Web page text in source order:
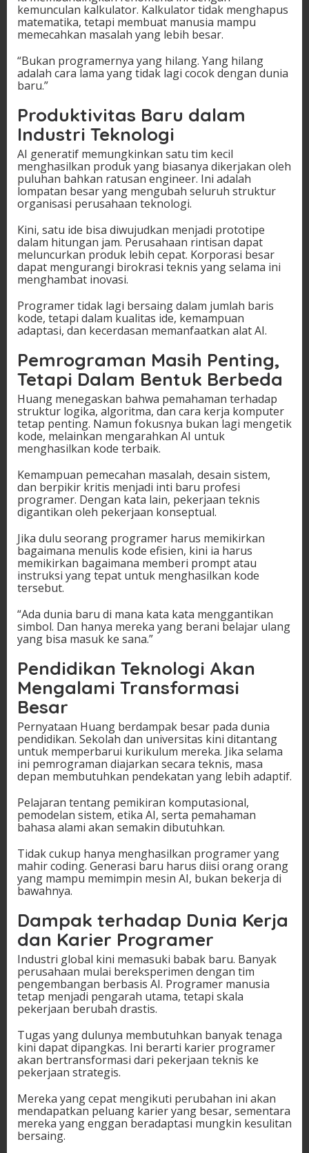
kemunculan kalkulator. Kalkulator tidak menghapus
matematika, tetapi membuat manusia mampu
memecahkan masalah yang lebih besar.
“Bukan programernya yang hilang. Yang hilang
adalah cara lama yang tidak lagi cocok dengan dunia
baru.”
Produktivitas Baru dalam
Industri Teknologi
AI generatif memungkinkan satu tim kecil
menghasilkan produk yang biasanya dikerjakan oleh
puluhan bahkan ratusan engineer. Ini adalah
lompatan besar yang mengubah seluruh struktur
organisasi perusahaan teknologi.
Kini, satu ide bisa diwujudkan menjadi prototipe
dalam hitungan jam. Perusahaan rintisan dapat
meluncurkan produk lebih cepat. Korporasi besar
dapat mengurangi birokrasi teknis yang selama ini
menghambat inovasi.
Programer tidak lagi bersaing dalam jumlah baris
kode, tetapi dalam kualitas ide, kemampuan
adaptasi, dan kecerdasan memanfaatkan alat AI.
Pemrograman Masih Penting,
Tetapi Dalam Bentuk Berbeda
Huang menegaskan bahwa pemahaman terhadap
struktur logika, algoritma, dan cara kerja komputer
tetap penting. Namun fokusnya bukan lagi mengetik
kode, melainkan mengarahkan AI untuk
menghasilkan kode terbaik.
Kemampuan pemecahan masalah, desain sistem,
dan berpikir kritis menjadi inti baru profesi
programer. Dengan kata lain, pekerjaan teknis
digantikan oleh pekerjaan konseptual.
Jika dulu seorang programer harus memikirkan
bagaimana menulis kode efisien, kini ia harus
memikirkan bagaimana memberi prompt atau
instruksi yang tepat untuk menghasilkan kode
tersebut.
“Ada dunia baru di mana kata kata menggantikan
simbol. Dan hanya mereka yang berani belajar ulang
yang bisa masuk ke sana.”
Pendidikan Teknologi Akan
Mengalami Transformasi
Besar
Pernyataan Huang berdampak besar pada dunia
pendidikan. Sekolah dan universitas kini ditantang
untuk memperbarui kurikulum mereka. Jika selama
ini pemrograman diajarkan secara teknis, masa
depan membutuhkan pendekatan yang lebih adaptif.
Pelajaran tentang pemikiran komputasional,
pemodelan sistem, etika AI, serta pemahaman
bahasa alami akan semakin dibutuhkan.
Tidak cukup hanya menghasilkan programer yang
mahir coding. Generasi baru harus diisi orang orang
yang mampu memimpin mesin AI, bukan bekerja di
bawahnya.
Dampak terhadap Dunia Kerja
dan Karier Programer
Industri global kini memasuki babak baru. Banyak
perusahaan mulai bereksperimen dengan tim
pengembangan berbasis AI. Programer manusia
tetap menjadi pengarah utama, tetapi skala
pekerjaan berubah drastis.
Tugas yang dulunya membutuhkan banyak tenaga
kini dapat dipangkas. Ini berarti karier programer
akan bertransformasi dari pekerjaan teknis ke
pekerjaan strategis.
Mereka yang cepat mengikuti perubahan ini akan
mendapatkan peluang karier yang besar, sementara
mereka yang enggan beradaptasi mungkin kesulitan
bersaing.